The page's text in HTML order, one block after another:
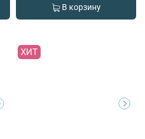
В корзину
ХИТ